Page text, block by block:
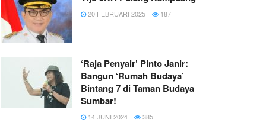
20 FEBRUARI 2025 187
‘Raja Penyair’ Pinto Janir:
Bangun ‘Rumah Budaya’
Bintang 7 di Taman Budaya
Sumbar!
14 JUNI 2024 385